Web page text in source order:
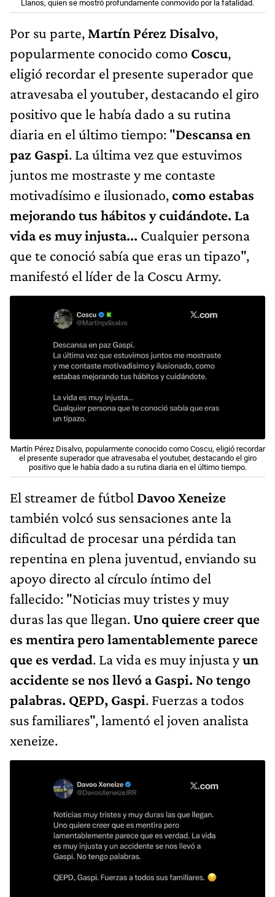
Llanos, quien se mostró profundamente conmovido por la fatalidad.
Por su parte, Martín Pérez Disalvo,
popularmente conocido como Coscu,
eligió recordar el presente superador que
atravesaba el youtuber, destacando el giro
positivo que le había dado a su rutina
diaria en el último tiempo: "Descansa en
paz Gaspi. La última vez que estuvimos
juntos me mostraste y me contaste
motivadísimo e ilusionado,como estabas
mejorando tus hábitos y cuidándote. La
vida es muy injusta... Cualquier persona
que te conoció sabía que eras un tipazo",
manifestó el líder de la Coscu Army.
Martín Pérez Disalvo, popularmente conocido como Coscu, eligió recordar
el presente superador que atravesaba el youtuber, destacando el giro
positivo que le había dado a su rutina diaria en el último tiempo.
El streamer de fútbol Davoo Xeneize
también volcó sus sensaciones ante la
dificultad de procesar una pérdida tan
repentina en plena juventud, enviando su
apoyo directo al círculo íntimo del
fallecido: "Noticias muy tristes y muy
duras las que llegan.Uno quiere creer que
es mentira pero lamentablemente parece
que es verdad. La vida es muy injusta yun
accidente se nos llevó a Gaspi. No tengo
palabras. QEPD, Gaspi. Fuerzas a todos
sus familiares", lamentó el joven analista
xeneize.